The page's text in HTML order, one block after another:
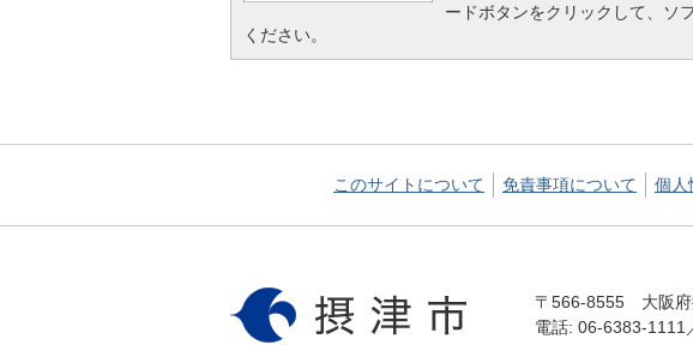
ードボタンをクリックして、ソ
ください。
このサイトについて 免責事項について 個人
〒566-8555 大阪府
電話: 06-6383-